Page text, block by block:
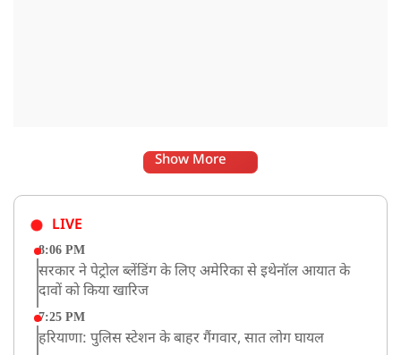
Show More
LIVE
8:06 PM
सरकार ने पेट्रोल ब्लेंडिंग के लिए अमेरिका से इथेनॉल आयात के
दावों को किया खारिज
7:25 PM
हरियाणा: पुलिस स्टेशन के बाहर गैंगवार, सात लोग घायल